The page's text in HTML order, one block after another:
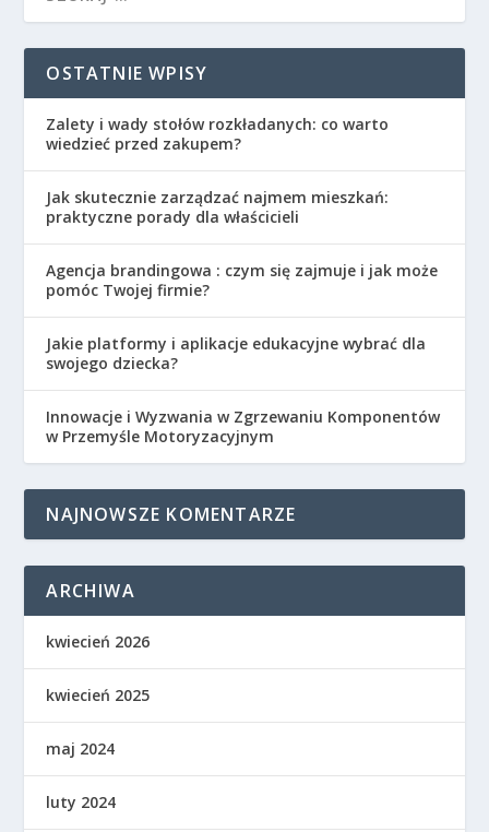
OSTATNIE WPISY
Zalety i wady stołów rozkładanych: co warto
wiedzieć przed zakupem?
Jak skutecznie zarządzać najmem mieszkań:
praktyczne porady dla właścicieli
Agencja brandingowa : czym się zajmuje i jak może
pomóc Twojej firmie?
Jakie platformy i aplikacje edukacyjne wybrać dla
swojego dziecka?
Innowacje i Wyzwania w Zgrzewaniu Komponentów
w Przemyśle Motoryzacyjnym
NAJNOWSZE KOMENTARZE
ARCHIWA
kwiecień 2026
kwiecień 2025
maj 2024
luty 2024